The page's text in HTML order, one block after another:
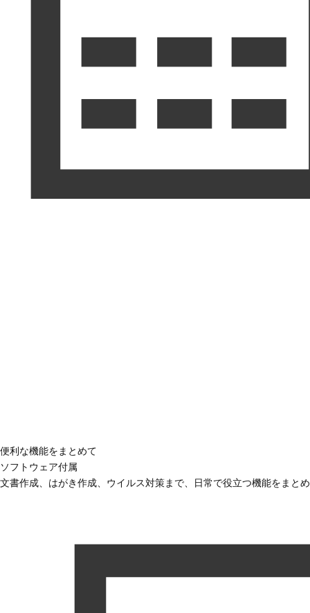
便利な機能をまとめて
ソフトウェア付属
文書作成、はがき作成、ウイルス対策まで、日常で役立つ機能をまと